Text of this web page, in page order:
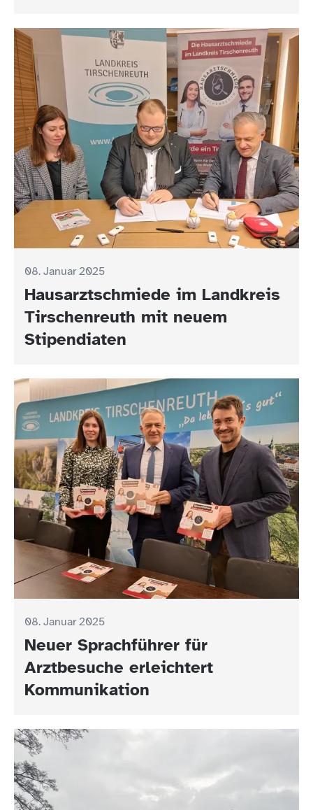
08. Januar 2025
Hausarztschmiede im Landkreis
Tirschenreuth mit neuem
Stipendiaten
08. Januar 2025
Neuer Sprachführer für
Arztbesuche erleichtert
Kommunikation